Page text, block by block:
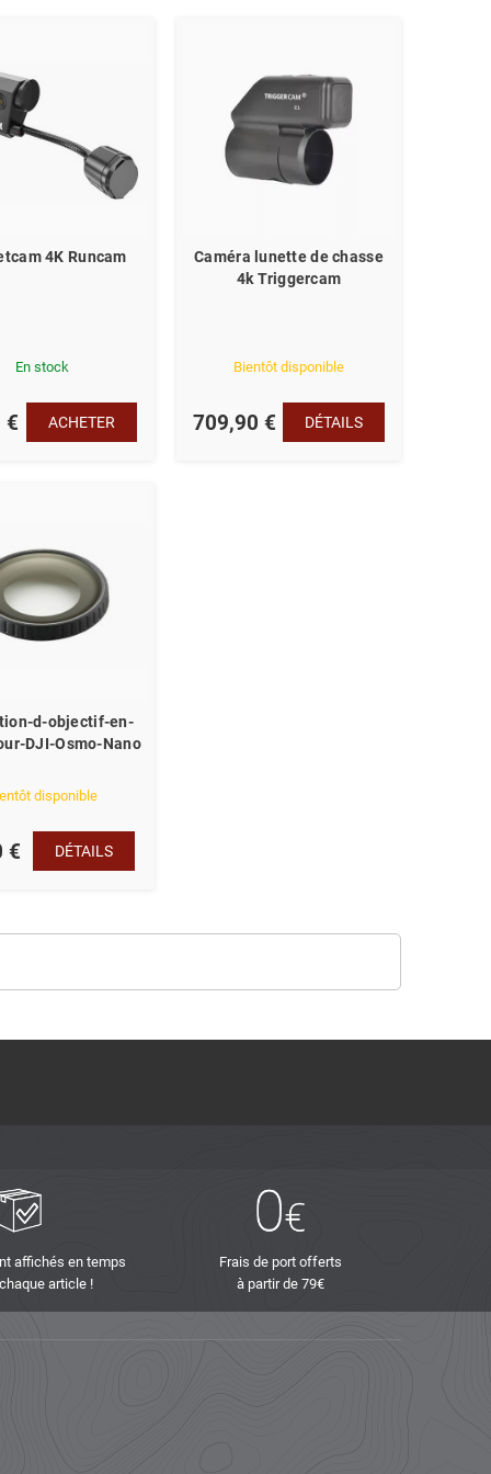
4K Runcam
En stock
€ ACHETER
Caméra lunette de chasse
4k Triggercam
Bientôt disponible
709,90 € DÉTAILS
d-objectif-en-
DJI-Osmo-Nano
disponible
€ DÉTAILS
affichés en temps
article !
Frais de port offerts
à partir de 79€